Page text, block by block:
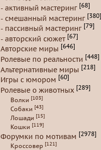
- активный мастеринг [68]
- смешанный мастеринг [380]
- пассивный мастеринг [79]
- авторский сюжет [67]
Авторские миры [646]
Ролевые по реальности [448]
Альтернативные миры [218]
Игры с юмором [60]
Ролевые о животных [289]
Волки [103]
Собаки [43]
Лошади [15]
Кошки [119]
Форумки по мотивам [2978]
Кроссовер [121]